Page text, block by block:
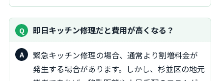
即日キッチン修理だと費用が高くなる？
緊急キッチン修理の場合、通常より割増料金が
発生する場合があります。しかし、杉並区の地元